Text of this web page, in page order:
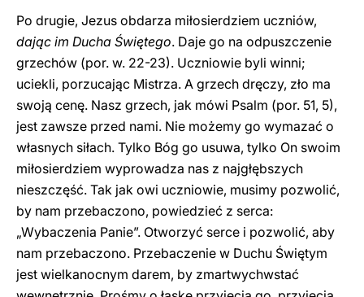
Po drugie, Jezus obdarza miłosierdziem uczniów,
dając im Ducha Świętego. Daje go na odpuszczenie
grzechów (por. w. 22-23). Uczniowie byli winni;
uciekli, porzucając Mistrza. A grzech dręczy, zło ma
swoją cenę. Nasz grzech, jak mówi Psalm (por. 51, 5),
jest zawsze przed nami. Nie możemy go wymazać o
własnych siłach. Tylko Bóg go usuwa, tylko On swoim
miłosierdziem wyprowadza nas z najgłębszych
nieszczęść. Tak jak owi uczniowie, musimy pozwolić,
by nam przebaczono, powiedzieć z serca:
„Wybaczenia Panie”. Otworzyć serce i pozwolić, aby
nam przebaczono. Przebaczenie w Duchu Świętym
jest wielkanocnym darem, by zmartwychwstać